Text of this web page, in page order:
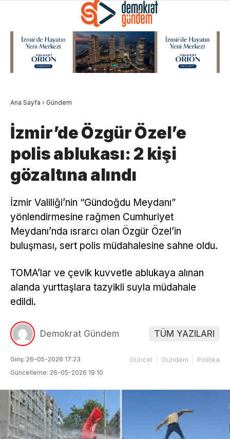
Ana Sayfa › Gündem
İzmir’de Özgür Özel’e
polis ablukası: 2 kişi
gözaltına alındı
İzmir Valiliği’nin “Gündoğdu Meydanı”
yönlendirmesine rağmen Cumhuriyet
Meydanı’nda ısrarcı olan Özgür Özel’in
buluşması, sert polis müdahalesine sahne oldu.
TOMA’lar ve çevik kuvvetle ablukaya alınan
alanda yurttaşlara tazyikli suyla müdahale
edildi.
Demokrat Gündem TÜM YAZILARI
Giriş: 26-05-2026 17:23
Güncelleme: 26-05-2026 19:10
Güncel Gündem Politika